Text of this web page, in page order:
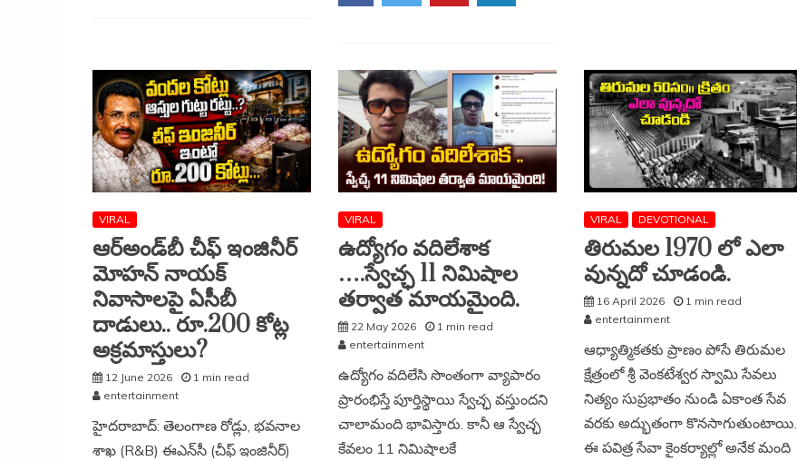
రైలు
ప్రత్యేకత
ఇదే
మిస్టరీ..
ఘటనపై
దర్యాప్తు
VIRAL
ఆర్‌అండ్‌బీ చీఫ్ ఇంజినీర్
మోహన్ నాయక్
నివాసాలపై ఏసీబీ
దాడులు.. రూ.200 కోట్ల
అక్రమాస్తులు?
12 June 2026
1 min read
entertainment
హైదరాబాద్: తెలంగాణ రోడ్లు, భవనాల
శాఖ (R&B) ఈఎన్‌సీ (చీఫ్ ఇంజినీర్)
VIRAL
ఉద్యోగం వదిలేశాక
….స్వేచ్ఛ 11 నిమిషాల
తర్వాత మాయమైంది.
22 May 2026
1 min read
entertainment
ఉద్యోగం వదిలేసి సొంతంగా వ్యాపారం
ప్రారంభిస్తే పూర్తిస్థాయి స్వేచ్ఛ వస్తుందని
చాలామంది భావిస్తారు. కానీ ఆ స్వేచ్ఛ
కేవలం 11 నిమిషాలకే
VIRAL DEVOTIONAL
తిరుమల 1970 లో ఎలా
వున్నదో చూడండి.
16 April 2026
1 min read
entertainment
ఆధ్యాత్మికతకు ప్రాణం పోసే తిరుమల
క్షేత్రంలో శ్రీ వెంకటేశ్వర స్వామి సేవలు
నిత్యం సుప్రభాతం నుండి ఏకాంత సేవ
వరకు అద్భుతంగా కొనసాగుతుంటాయి.
ఈ పవిత్ర సేవా కైంకర్యాల్లో అనేక మంది